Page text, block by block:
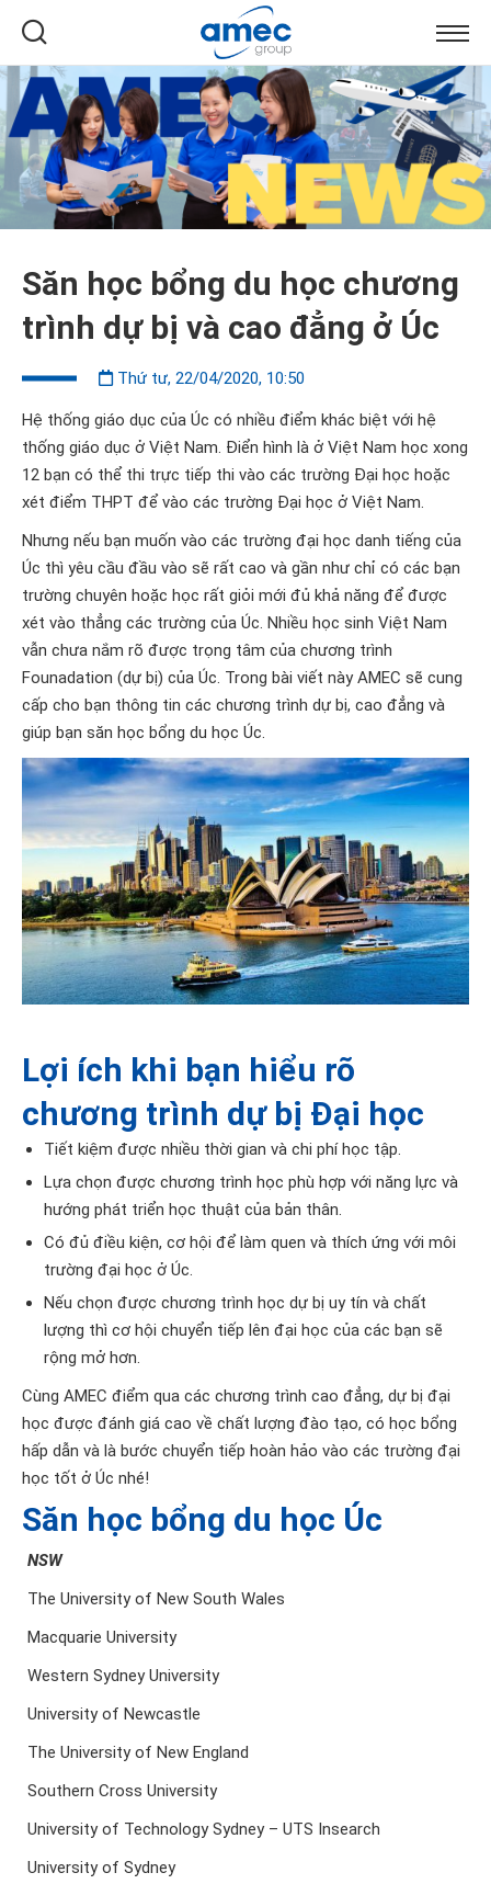
Săn học bổng du học chương
trình dự bị và cao đẳng ở Úc
Thứ tư, 22/04/2020, 10:50
Hệ thống giáo dục của Úc có nhiều điểm khác biệt với hệ
thống giáo dục ở Việt Nam. Điển hình là ở Việt Nam học xong
12 bạn có thể thi trực tiếp thi vào các trường Đại học hoặc
xét điểm THPT để vào các trường Đại học ở Việt Nam.
Nhưng nếu bạn muốn vào các trường đại học danh tiếng của
Úc thì yêu cầu đầu vào sẽ rất cao và gần như chỉ có các bạn
trường chuyên hoặc học rất giỏi mới đủ khả năng để được
xét vào thẳng các trường của Úc. Nhiều học sinh Việt Nam
vẫn chưa nắm rõ được trọng tâm của chương trình
Founadation (dự bị) của Úc. Trong bài viết này AMEC sẽ cung
cấp cho bạn thông tin các chương trình dự bị, cao đẳng và
giúp bạn săn học bổng du học Úc.
Lợi ích khi bạn hiểu rõ
chương trình dự bị Đại học
Tiết kiệm được nhiều thời gian và chi phí học tập.
Lựa chọn được chương trình học phù hợp với năng lực và
hướng phát triển học thuật của bản thân.
Có đủ điều kiện, cơ hội để làm quen và thích ứng với môi
trường đại học ở Úc.
Nếu chọn được chương trình học dự bị uy tín và chất
lượng thì cơ hội chuyển tiếp lên đại học của các bạn sẽ
rộng mở hơn.
Cùng AMEC điểm qua các chương trình cao đẳng, dự bị đại
học được đánh giá cao về chất lượng đào tạo, có học bổng
hấp dẫn và là bước chuyển tiếp hoàn hảo vào các trường đại
học tốt ở Úc nhé!
Săn học bổng du học Úc
NSW
The University of New South Wales
Macquarie University
Western Sydney University
University of Newcastle
The University of New England
Southern Cross University
University of Technology Sydney – UTS Insearch
University of Sydney